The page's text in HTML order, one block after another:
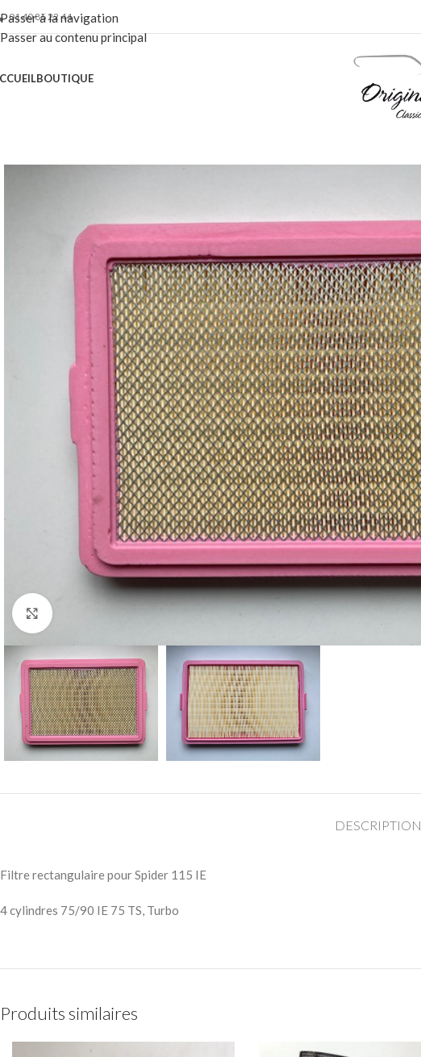
Passer à la navigation
Passer au contenu principal
01 40 86 22 44
BOUTIQUE
Cliquez pour agrandir
DESCRIPTION
Filtre rectangulaire pour Spider 115 IE
4 cylindres 75/90 IE 75 TS, Turbo
Produits similaires